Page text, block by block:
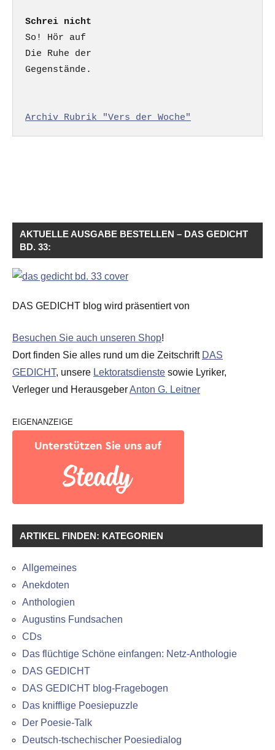
Schrei nicht
So! Hör auf
Die Ruhe der
Gegenstände.
Archiv Rubrik "Vers der Woche"
AKTUELLE AUSGABE BESTELLEN – DAS GEDICHT
BD. 33:
DAS GEDICHT blog wird präsentiert von
Besuchen Sie auch unseren Shop!
Dort finden Sie alles rund um die Zeitschrift DAS
GEDICHT, unsere Lektoratsdienste sowie Lyriker,
Verleger und HerausgeberAnton G. Leitner
EIGENANZEIGE
ARTIKEL FINDEN: KATEGORIEN
Allgemeines
Anekdoten
Anthologien
Augustins Fundsachen
CDs
Das flüchtige Schöne einfangen: Netz-Anthologie
DAS GEDICHT
DAS GEDICHT blog-Fragebogen
Das knifflige Poesiepuzzle
Der Poesie-Talk
Deutsch-tschechischer Poesiedialog